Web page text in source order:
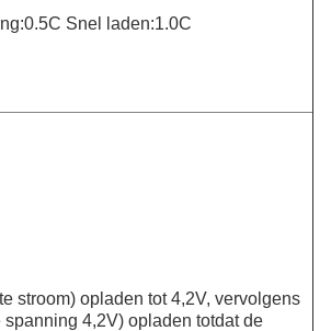
Snel laden:1.0C
stroom) opladen tot 4,2V, vervolgens
spanning 4,2V) opladen totdat de